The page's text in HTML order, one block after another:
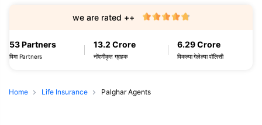
53 Partners
विमा Partners
13.2 Crore
नोंदणीकृत ग्राहक
6.29 Crore
विकल्या गेलेल्या पॉलिसी
we are rated ++
Home Life Insurance Palghar Agents